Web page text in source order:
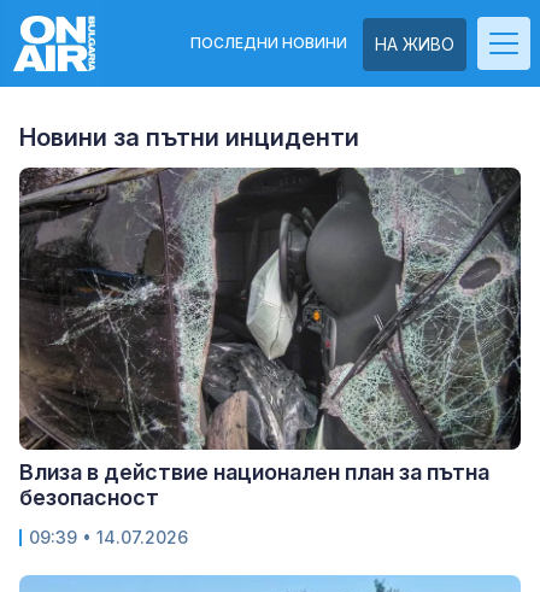
НА ЖИВО
ПОСЛЕДНИ НОВИНИ
Новини за пътни инциденти
Влиза в действие национален план за пътна
безопасност
09:39 • 14.07.2026